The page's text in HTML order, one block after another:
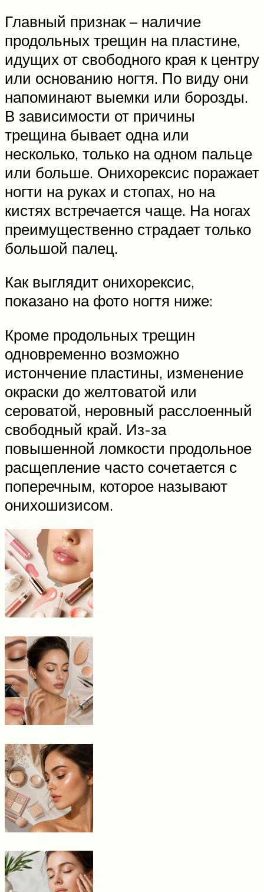
Главный признак – наличие
продольных трещин на пластине,
идущих от свободного края к центру
или основанию ногтя. По виду они
напоминают выемки или борозды.
В зависимости от причины
трещина бывает одна или
несколько, только на одном пальце
или больше. Онихорексис поражает
ногти на руках и стопах, но на
кистях встречается чаще. На ногах
преимущественно страдает только
большой палец.
Как выглядит онихорексис,
показано на фото ногтя ниже:
Кроме продольных трещин
одновременно возможно
истончение пластины, изменение
окраски до желтоватой или
сероватой, неровный расслоенный
свободный край. Из-за
повышенной ломкости продольное
расщепление часто сочетается с
поперечным, которое называют
онихошизисом.